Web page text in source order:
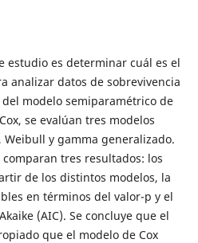
estudio es determinar cuál es el
analizar datos de sobrevivencia
modelo semiparamétrico de
se evalúan tres modelos
y gamma generalizado.
tres resultados: los
de los distintos modelos, la
en términos del valor-p y el
(AIC). Se concluye que el
que el modelo de Cox